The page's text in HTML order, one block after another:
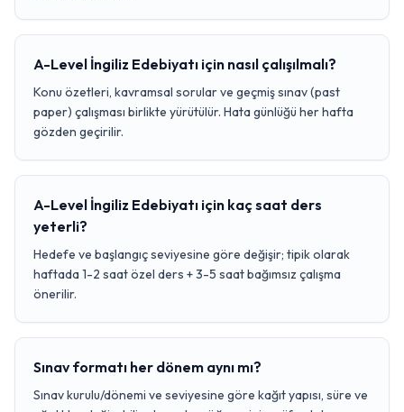
A-Level İngiliz Edebiyatı için nasıl çalışılmalı?
Konu özetleri, kavramsal sorular ve geçmiş sınav (past
paper) çalışması birlikte yürütülür. Hata günlüğü her hafta
gözden geçirilir.
A-Level İngiliz Edebiyatı için kaç saat ders
yeterli?
Hedefe ve başlangıç seviyesine göre değişir; tipik olarak
haftada 1-2 saat özel ders + 3-5 saat bağımsız çalışma
önerilir.
Sınav formatı her dönem aynı mı?
Sınav kurulu/dönemi ve seviyesine göre kağıt yapısı, süre ve